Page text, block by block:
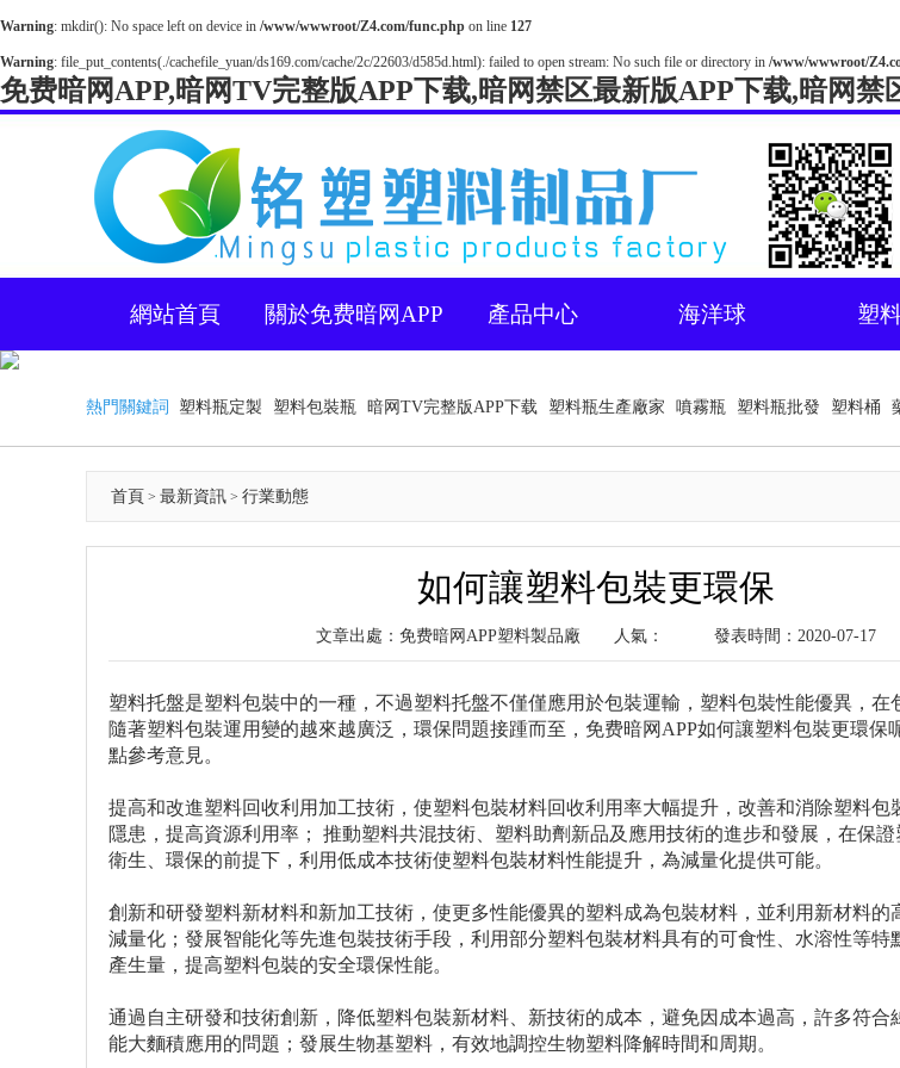
Warning: mkdir(): No space left on device in /www/wwwroot/Z4.com/func.php on line 127
Warning: file_put_contents(./cachefile_yuan/ds169.com/cache/2c/22603/d585d.html): failed to open stream: No such file or directory in /www/wwwroot/
免费暗网APP,暗网TV完整版APP下载,暗网禁区最新版APP下载,暗网禁
網站首頁 關於免费暗网APP 產品中心 海洋球 塑
熱門關鍵詞 塑料瓶定製 塑料包裝瓶 暗网TV完整版APP下载 塑料瓶生產廠家 噴霧瓶 塑料瓶批發 塑料桶
首頁 > 最新資訊 > 行業動態
如何讓塑料包裝更環保
文章出處：免费暗网APP塑料製品廠 人氣： 發表時間：2020-07-17
塑料托盤是塑料包裝中的一種，不過塑料托盤不僅僅應用於包裝運輸，塑料包裝性能優異，在
隨著塑料包裝運用變的越來越廣泛，環保問題接踵而至，免费暗网APP如何讓塑料包裝更環保
點參考意見。
提高和改進塑料回收利用加工技術，使塑料包裝材料回收利用率大幅提升，改善和消除塑料包
隱患，提高資源利用率； 推動塑料共混技術、塑料助劑新品及應用技術的進步和發展，在保證
衛生、環保的前提下，利用低成本技術使塑料包裝材料性能提升，為減量化提供可能。
創新和研發塑料新材料和新加工技術，使更多性能優異的塑料成為包裝材料，並利用新材料的
減量化；發展智能化等先進包裝技術手段，利用部分塑料包裝材料具有的可食性、水溶性等特
產生量，提高塑料包裝的安全環保性能。
通過自主研發和技術創新，降低塑料包裝新材料、新技術的成本，避免因成本過高，許多符合
能大麵積應用的問題；發展生物基塑料，有效地調控生物塑料降解時間和周期。